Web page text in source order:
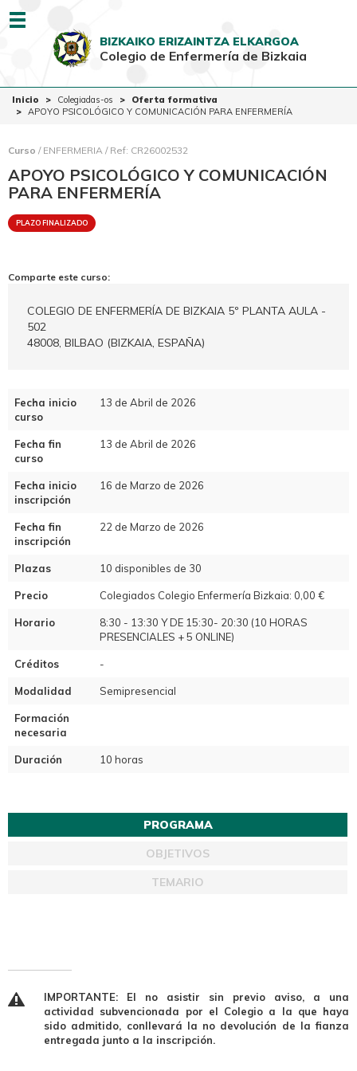
EUSK CAST
Colegio
Colegiadas-os
Ciudadanía
BIZKAIKO ERIZAINTZA ELKARGOA
Colegio de Enfermería de Bizkaia
Inicio Colegiadas-os
Oferta formativa
APOYO PSICOLÓGICO Y COMUNICACIÓN PARA ENFERMERÍA
Curso / ENFERMERIA / Ref: CR26002532
APOYO PSICOLÓGICO Y COMUNICACIÓN
PARA ENFERMERÍA
PLAZO FINALIZADO
Comparte este curso:
COLEGIO DE ENFERMERÍA DE BIZKAIA 5º PLANTA AULA -
502
48008, BILBAO (BIZKAIA, ESPAÑA)
Fecha inicio
curso
13 de Abril de 2026
Fecha fin
curso
13 de Abril de 2026
Fecha inicio
inscripción
16 de Marzo de 2026
Fecha fin
inscripción
22 de Marzo de 2026
Plazas 10 disponibles de 30
Precio Colegiados Colegio Enfermería Bizkaia: 0,00 €
Horario
8:30 - 13:30 Y DE 15:30- 20:30 (10 HORAS
PRESENCIALES + 5 ONLINE)
Créditos -
Modalidad Semipresencial
Formación
necesaria
Duración 10 horas
PROGRAMA
OBJETIVOS
TEMARIO
IMPORTANTE: El no asistir sin previo aviso, a una
actividad subvencionada por el Colegio a la que haya
sido admitido, conllevará la no devolución de la fianza
entregada junto a la inscripción.